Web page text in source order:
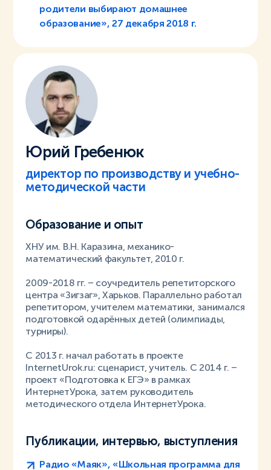
родители выбирают домашнее
образование», 27 декабря 2018 г.
Юрий Гребенюк
директор по производству и учебно-
методической части
Образование и опыт
ХНУ им. В.Н. Каразина, механико-
математический факультет, 2010 г.
2009-2018 гг. – соучредитель репетиторского
центра «Зигзаг», Харьков. Параллельно работал
репетитором, учителем математики, занимался
подготовкой одарённых детей (олимпиады,
турниры).
С 2013 г. начал работать в проекте
InternetUrok.ru: сценарист, учитель. С 2014 г. –
проект «Подготовка к ЕГЭ» в рамках
ИнтернетУрока, затем руководитель
методического отдела ИнтернетУрока.
Публикации, интервью, выступления
Радио «Маяк», «Школьная программа для